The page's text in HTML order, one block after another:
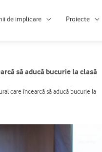
de implicare Proiecte
să aducă bucurie la clasă
care încearcă să aducă bucurie la